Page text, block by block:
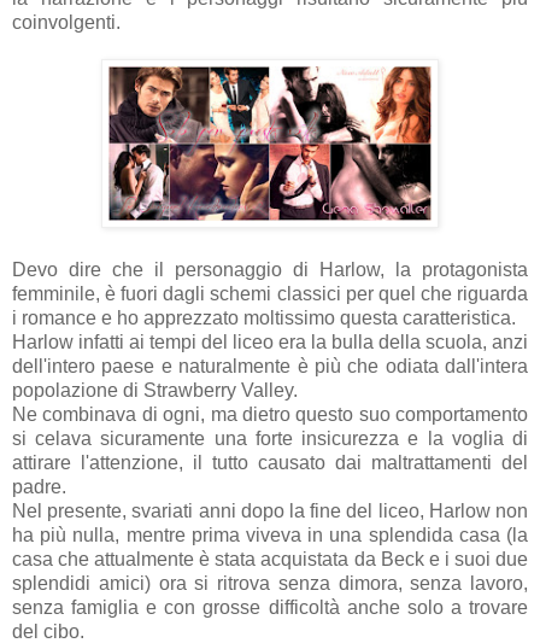
coinvolgenti.
Devo dire che il personaggio di Harlow, la protagonista
femminile, è fuori dagli schemi classici per quel che riguarda
i romance e ho apprezzato moltissimo questa caratteristica.
Harlow infatti ai tempi del liceo era la bulla della scuola, anzi
dell'intero paese e naturalmente è più che odiata dall'intera
popolazione di Strawberry Valley.
Ne combinava di ogni, ma dietro questo suo comportamento
si celava sicuramente una forte insicurezza e la voglia di
attirare l'attenzione, il tutto causato dai maltrattamenti del
padre.
Nel presente, svariati anni dopo la fine del liceo, Harlow non
ha più nulla, mentre prima viveva in una splendida casa (la
casa che attualmente è stata acquistata da Beck e i suoi due
splendidi amici) ora si ritrova senza dimora, senza lavoro,
senza famiglia e con grosse difficoltà anche solo a trovare
del cibo.